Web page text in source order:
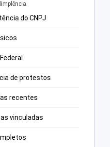
do CNPJ
de protestos
recentes
vinculadas